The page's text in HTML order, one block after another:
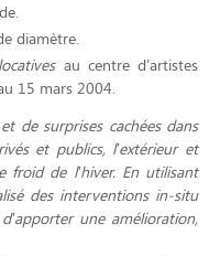
diamètre.
au centre d’artistes
15 mars 2004.
de surprises cachées dans
et publics, l’extérieur et
froid de l’hiver. En utilisant
des interventions in-situ
une amélioration,